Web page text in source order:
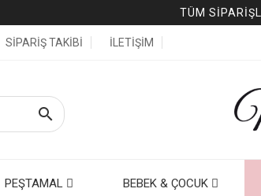
TÜM
SİPARİŞ TAKİBİ İLETİŞİM
search
PEŞTAMAL BEBEK & ÇOCUK